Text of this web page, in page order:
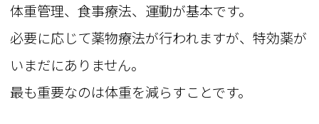
体重管理、食事療法、運動が基本です。
必要に応じて薬物療法が行われますが、特効薬が
いまだにありません。
最も重要なのは体重を減らすことです。